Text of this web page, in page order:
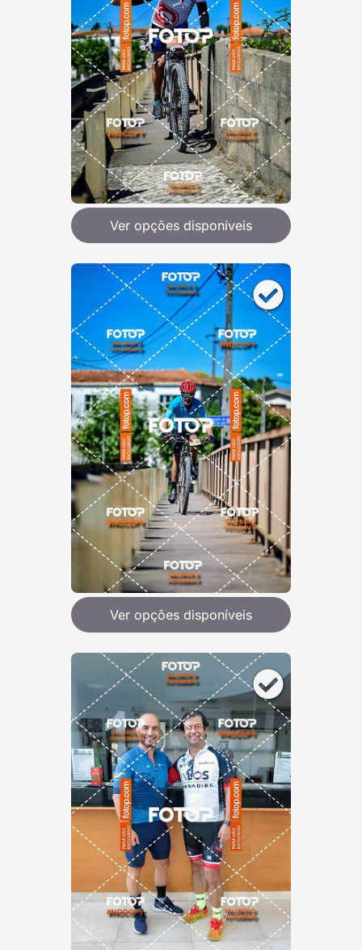
Ver opções disponíveis
Ver opções disponíveis